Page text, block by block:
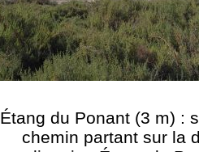
Étang du Ponant (3 m) :
chemin partant sur la